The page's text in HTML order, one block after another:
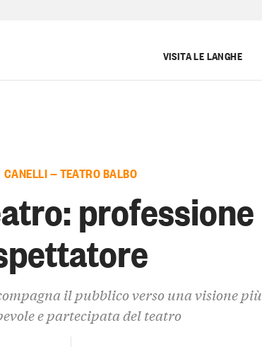
VISITA LE LANGHE
CANELLI — TEATRO BALBO
professione
il pubblico verso una visione più
e partecipata del teatro